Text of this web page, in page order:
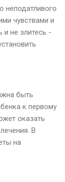
неподатливого
чувствами и
и не злитесь -
быть
к первому
оказать
В
на